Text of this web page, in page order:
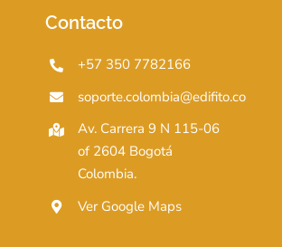
Contacto
+57 350 7782166
soporte.colombia@edifito.co
Av. Carrera 9 N 115-06
of 2604 Bogotá
Colombia.
Ver Google Maps